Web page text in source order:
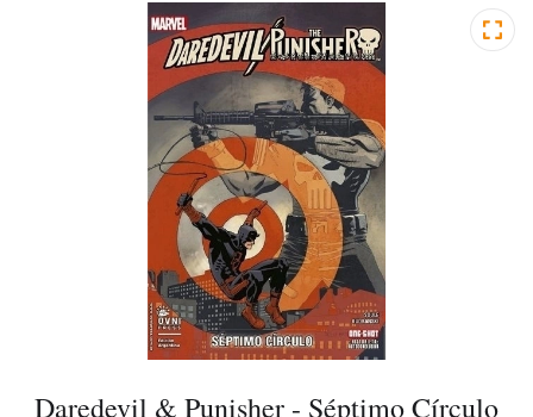
Daredevil & Punisher - Séptimo Círculo